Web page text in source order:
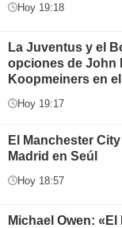
Hoy 19:18
La Juventus y el
opciones de John
Koopmeiners en
Hoy 19:17
El Manchester
Madrid en Seúl
Hoy 18:57
Michael Owen: